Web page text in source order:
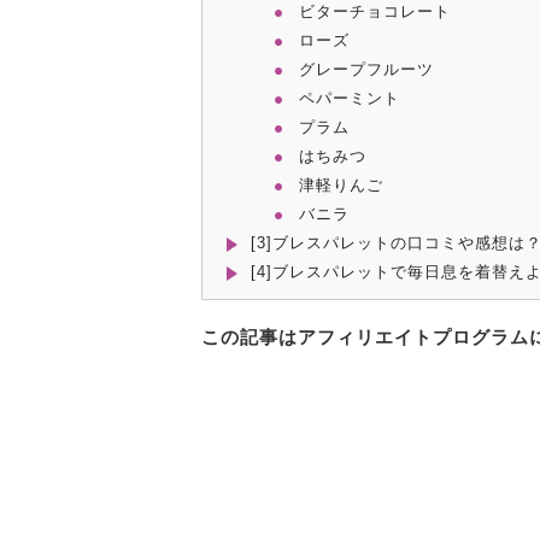
ビターチョコレート
ローズ
グレープフルーツ
ペパーミント
プラム
はちみつ
津軽りんご
バニラ
[3]ブレスパレットの口コミや感想は？
[4]ブレスパレットで毎日息を着替え
この記事はアフィリエイトプログラム